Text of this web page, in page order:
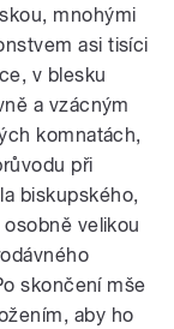
mnohými
asi tisíci
v blesku
a vzácným
komnatách,
při
biskupského,
velikou
skončení mše
aby ho